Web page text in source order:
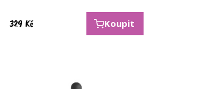
329 Kč Koupit